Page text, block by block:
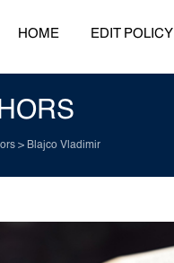
HOME EDIT POLICY
> Blajco Vladimir